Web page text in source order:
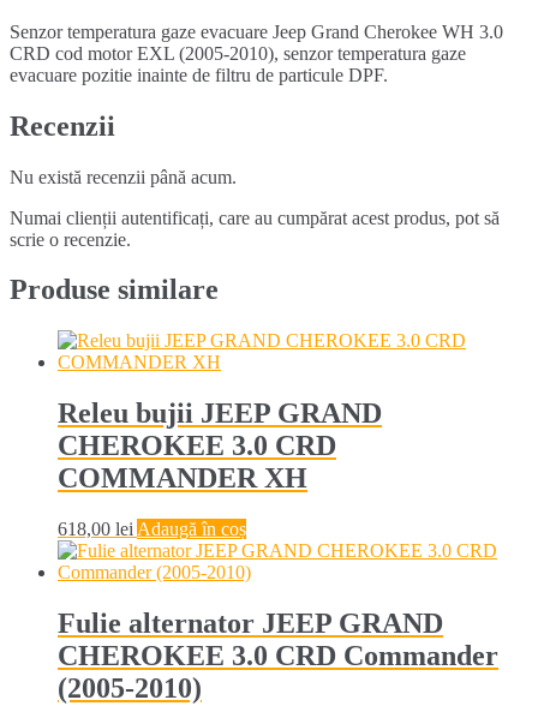
Senzor temperatura gaze evacuare Jeep Grand Cherokee WH 3.0
CRD cod motor EXL (2005-2010), senzor temperatura gaze
evacuare pozitie inainte de filtru de particule DPF.
Recenzii
Nu există recenzii până acum.
Numai clienții autentificați, care au cumpărat acest produs, pot să
scrie o recenzie.
Produse similare
Releu bujii JEEP GRAND
CHEROKEE 3.0 CRD
COMMANDER XH
618,00 lei Adaugă în coș
Fulie alternator JEEP GRAND
CHEROKEE 3.0 CRD Commander
(2005-2010)